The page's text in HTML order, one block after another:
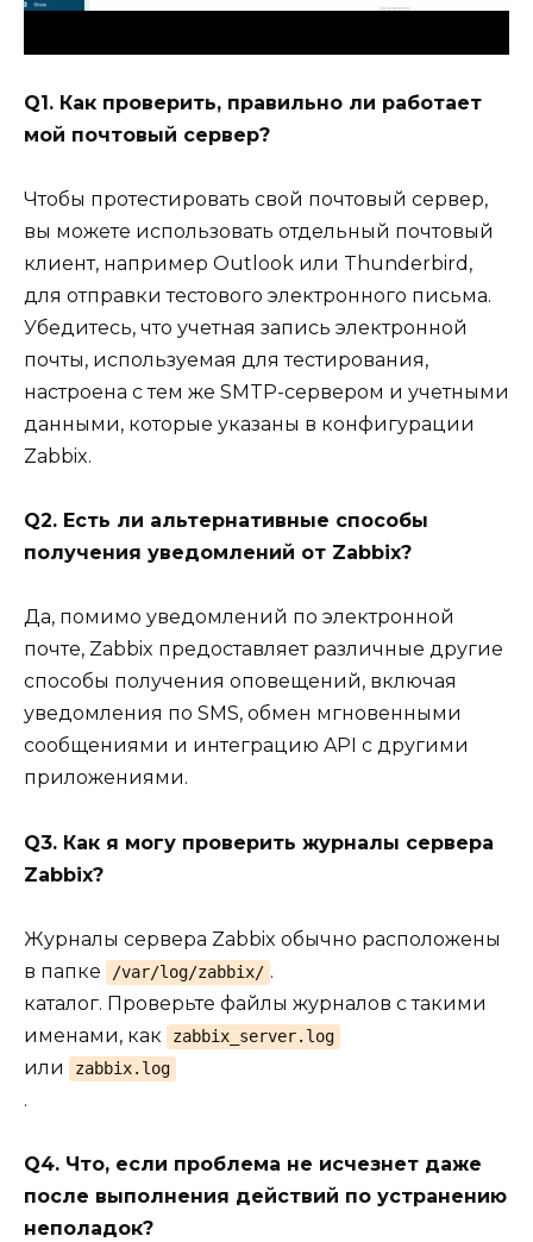
Q1. Как проверить, правильно ли работает
мой почтовый сервер?
Чтобы протестировать свой почтовый сервер,
вы можете использовать отдельный почтовый
клиент, например Outlook или Thunderbird,
для отправки тестового электронного письма.
Убедитесь, что учетная запись электронной
почты, используемая для тестирования,
настроена с тем же SMTP-сервером и учетными
данными, которые указаны в конфигурации
Zabbix.
Q2. Есть ли альтернативные способы
получения уведомлений от Zabbix?
Да, помимо уведомлений по электронной
почте, Zabbix предоставляет различные другие
способы получения оповещений, включая
уведомления по SMS, обмен мгновенными
сообщениями и интеграцию API с другими
приложениями.
Q3. Как я могу проверить журналы сервера
Zabbix?
Журналы сервера Zabbix обычно расположены
в папке
/var/log/zabbix/ .
каталог. Проверьте файлы журналов с такими
именами, как
zabbix_server.log
или zabbix.log
.
Q4. Что, если проблема не исчезнет даже
после выполнения действий по устранению
неполадок?